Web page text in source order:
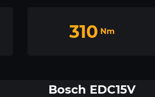
310 Nm
Bosch EDC15V